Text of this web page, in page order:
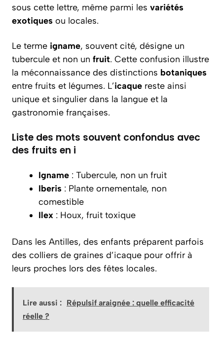
sous cette lettre, même parmi les variétés
exotiques ou locales.
Le terme igname, souvent cité, désigne un
tubercule et non un fruit. Cette confusion illustre
la méconnaissance des distinctions botaniques
entre fruits et légumes. L’icaque reste ainsi
unique et singulier dans la langue et la
gastronomie françaises.
Liste des mots souvent confondus avec
des fruits en i
Igname : Tubercule, non un fruit
Iberis : Plante ornementale, non
comestible
Ilex : Houx, fruit toxique
Dans les Antilles, des enfants préparent parfois
des colliers de graines d’icaque pour offrir à
leurs proches lors des fêtes locales.
Lire aussi : Répulsif araignée : quelle efficacité
réelle ?